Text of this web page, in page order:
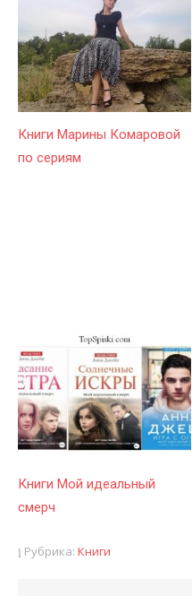
Книги Марины Комаровой
по сериям
Книги Мой идеальный
смерч
Рубрика: Книги